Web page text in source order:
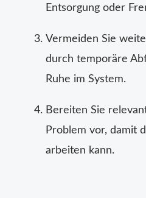
Entsorgung oder
Vermeiden Sie
durch temporäre
Ruhe im System.
Bereiten Sie
Problem vor, damit
arbeiten kann.